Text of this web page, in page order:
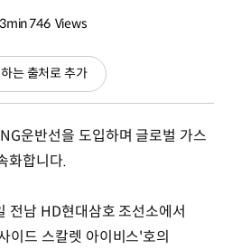
3min746 Views
는 출처로 추가(새
창
운반선을 도입하며 글로벌 가스
화합니다.
전남 HD현대삼호 조선소에서
이드 스칼렛 아이비스'호의